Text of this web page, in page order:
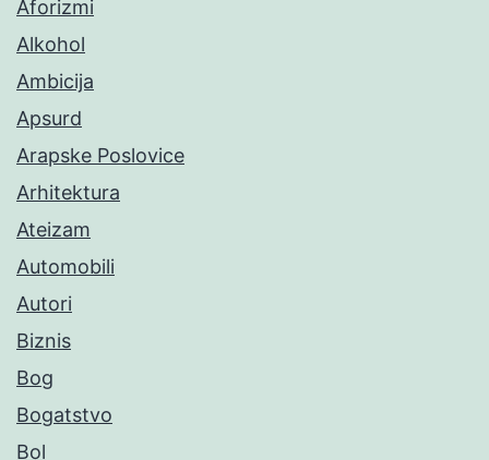
Aforizmi
Alkohol
Ambicija
Apsurd
Arapske Poslovice
Arhitektura
Ateizam
Automobili
Autori
Biznis
Bog
Bogatstvo
Bol